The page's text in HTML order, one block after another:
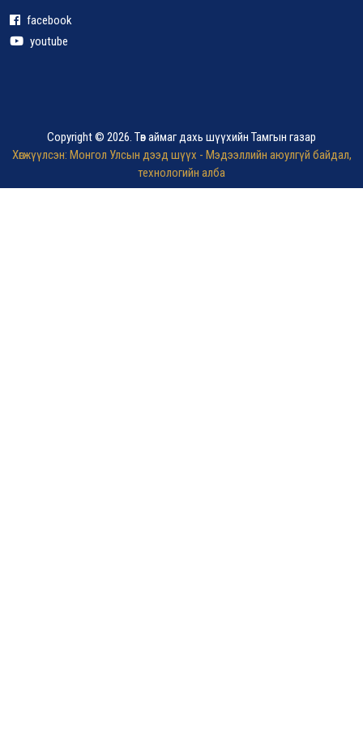
facebook
youtube
Copyright © 2026. Төв аймаг дахь шүүхийн Тамгын газар
Хөгжүүлсэн: Монгол Улсын дээд шүүх - Мэдээллийн аюулгүй байдал,
технологийн алба